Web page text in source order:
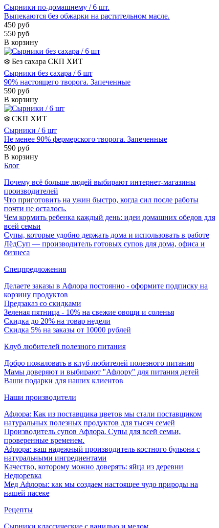
Сырники по-домашнему / 6 шт.
Выпекаются без обжарки на растительном масле.
450 руб
550 руб
В корзину
❄️ Без сахара СКП ХИТ
Сырники без сахара / 6 шт
90% настоящего творога. Запеченные
590 руб
В корзину
❄️ СКП ХИТ
Сырники / 6 шт
Не менее 90% фермерского творога. Запеченные
590 руб
В корзину
Блог
Почему всё больше людей выбирают интернет-магазины
производителей
Что приготовить на ужин быстро, когда сил после работы
почти не осталось.
Чем кормить ребенка каждый день: идеи домашних обедов для
всей семьи
Супы, которые удобно держать дома и использовать в работе
ЛёдСуп — производитель готовых супов для дома, офиса и
бизнеса
Спецпредложения
Делаете заказы в Афлора постоянно - оформите подписку на
корзину продуктов
Предзаказ со скидками
Зеленая пятница - 10% на свежие овощи и соленья
Скидка до 20% на товар недели
Скидка 5% на заказы от 10000 рублей
Клуб любителей полезного питания
Добро пожаловать в клуб любителей полезного питания
Мамы доверяют и выбирают "Афлору" для питания детей
Ваши подарки для наших клиентов
Наши производители
Афлора: Как из поставщика цветов мы стали поставщиком
натуральных полезных продуктов для тысяч семей
Производитель супов Афлора. Супы для всей семьи,
проверенные временем.
Афлора: ваш надежный производитель костного бульона с
натуральными ингредиентами
Качество, которому можно доверять: яйца из деревни
Недюревка
Мед Афлоры: как мы создаем настоящее чудо природы на
нашей пасеке
Рецепты
Сырники классические с ванилью и медом